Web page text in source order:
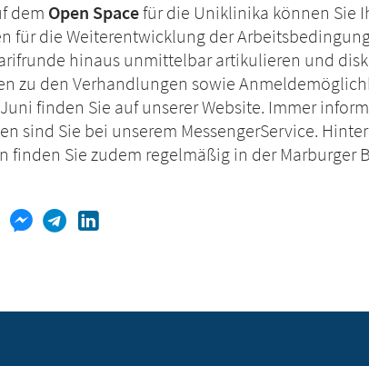
dem Open Spacefür die Uniklinika können Sie
für die Weiterentwicklung der
hinaus unmittelbar artikulieren und
zu den Verhandlungen sowie
finden Sie auf unserer Website. Immer
sind Sie bei unserem MessengerService.
finden Sie zudem regelmäßig in der Marburger